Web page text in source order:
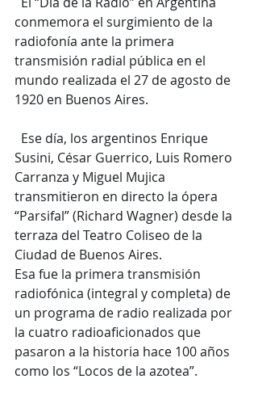
conmemora el surgimiento de la
radiofonía ante la primera
transmisión radial pública en el
mundo realizada el 27 de agosto de
1920 en Buenos Aires.
Susini, César Guerrico, Luis Romero
Carranza y Miguel Mujica
transmitieron en directo la ópera
“Parsifal” (Richard Wagner) desde la
terraza del Teatro Coliseo de la
Ciudad de Buenos Aires.
Esa fue la primera transmisión
radiofónica (integral y completa) de
un programa de radio realizada por
la cuatro radioaficionados que
pasaron a la historia hace 100 años
como los “Locos de la azotea”.